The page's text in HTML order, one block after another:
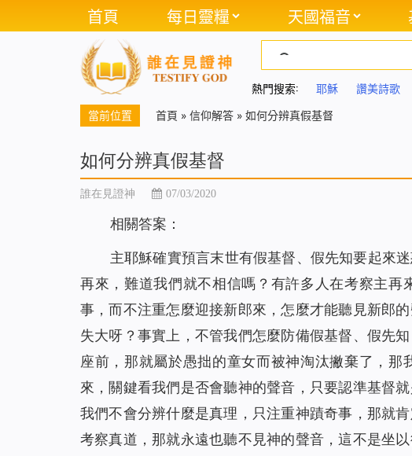
首頁 每日靈糧 天國福音
熱門搜索: 耶穌 讚美詩歌
當前位置 首頁 » 信仰解答 » 如何分辨真假基督
如何分辨真假基督
誰在見證神 07/03/2020
相關答案：
主耶穌確實預言末世有假基督、假先知要起來
再來，難道我們就不相信嗎？有許多人在考察主
事，而不注重怎麼迎接新郎來，怎麼才能聽見新郎
失大呀？事實上，不管我們怎麼防備假基督、假先
座前，那就屬於愚拙的童女而被神淘汰撇棄了，
來，關鍵看我們是否會聽神的聲音，只要認準基督
我們不會分辨什麼是真理，只注重神蹟奇事，那就
考察真道，那就永遠也聽不見神的聲音，這不是坐